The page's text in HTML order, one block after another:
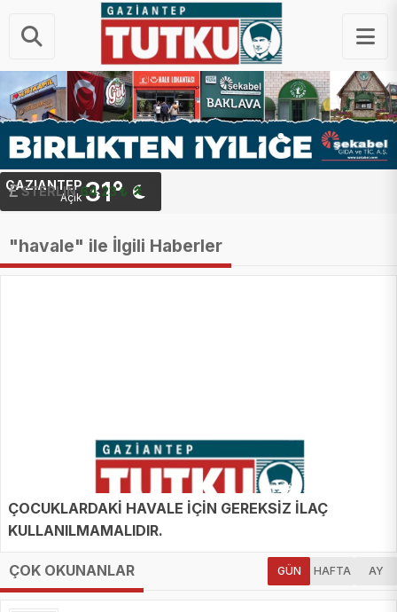
STERLIN 64.23 ₺
GAZIANTEP
Açık31°
"havale" ile İlgili Haberler
ÇOCUKLARDAKİ HAVALE İÇİN GEREKSİZ İLAÇ
KULLANILMAMALIDIR.
ÇOK OKUNANLAR GÜN HAFTA AY